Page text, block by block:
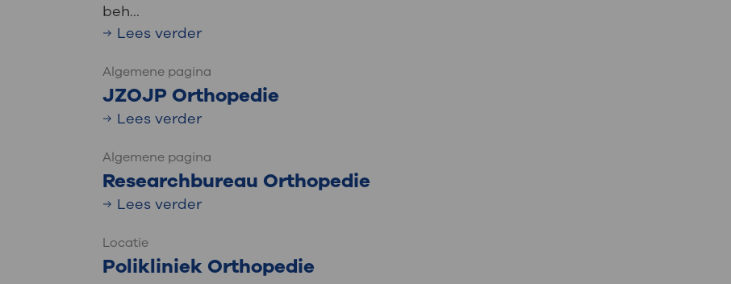
beh...
Lees verder
Algemene pagina
JZOJP Orthopedie
Lees verder
Algemene pagina
Researchbureau Orthopedie
Lees verder
Locatie
Polikliniek Orthopedie